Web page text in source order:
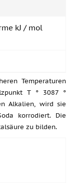
kJ / mol
Temperaturen
T ° 3087 °
Alkalien, wird sie
korrodiert. Die
zu bilden.